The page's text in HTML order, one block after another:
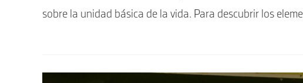
sobre la unidad básica de la vida. Para descubrir los